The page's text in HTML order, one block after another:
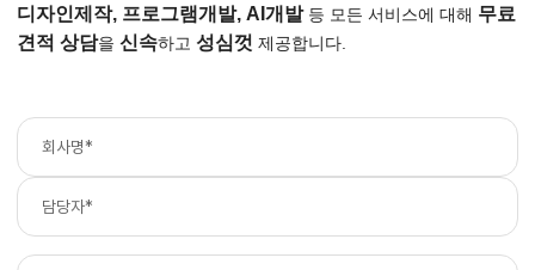
디자인제작, 프로그램개발, AI개발등 모든 서비스에 대해 무료
견적 상담을 신속하고 성심껏 제공합니다.